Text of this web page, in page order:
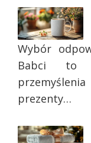
Wybór
Babci to
prezenty…